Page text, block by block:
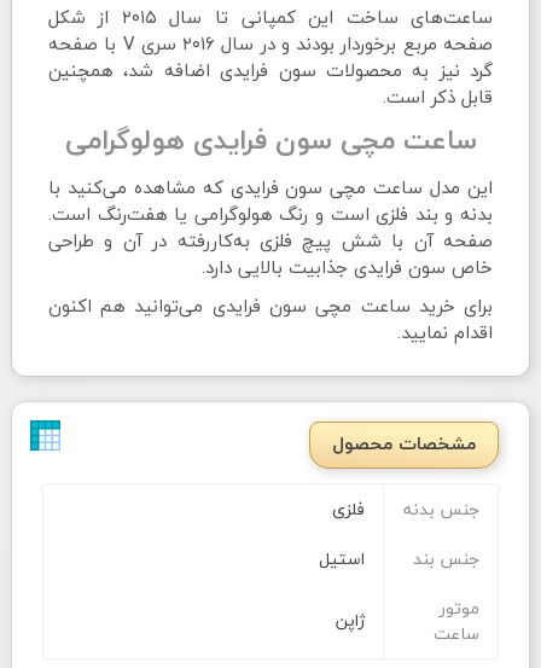
ساعت‌های ساخت این کمپانی تا سال ۲۰۱۵ از شکل
صفحه مربع برخوردار بودند و در سال ۲۰۱۶ سری V با صفحه
گرد نیز به محصولات سون فرایدی اضافه شد، همچنین
قابل ذکر است.
ساعت مچی سون فرایدی هولوگرامی
این مدل ساعت مچی سون فرایدی که مشاهده می‌کنید با
بدنه و بند فلزی است و رنگ هولوگرامی یا هفت‌رنگ است.
صفحه آن با شش پیچ فلزی به‌کاررفته در آن و طراحی
خاص سون فرایدی جذابیت بالایی دارد.
برای خرید ساعت مچی سون فرایدی می‌توانید هم اکنون
اقدام نمایید.
مشخصات محصول
جنس بدنه
فلزی
جنس بند
استیل
موتور
ساعت
ژاپن